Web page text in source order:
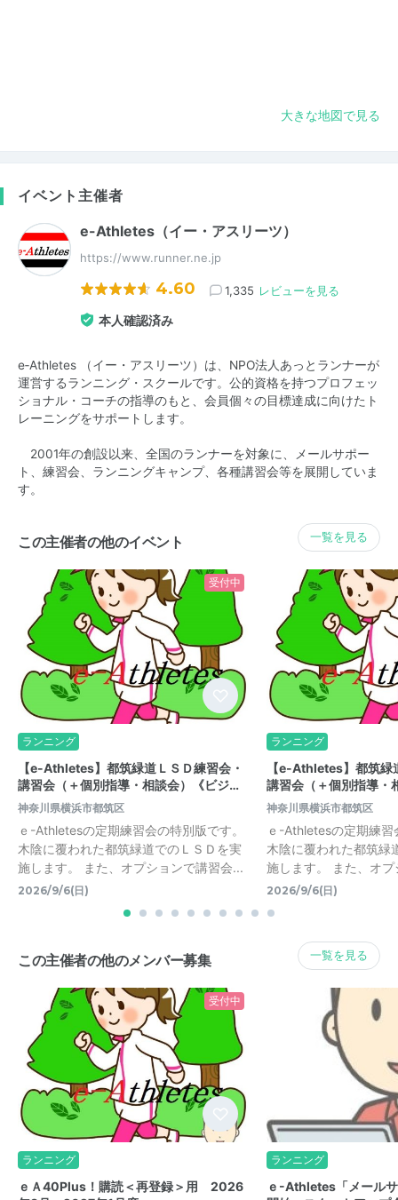
大きな地図で見る
イベント主催者
e-Athletes（イー・アスリーツ）
https://www.runner.ne.jp
4.60 1,335 レビューを見る
本人確認済み
e‐Athletes （イー・アスリーツ）は、NPO法人あっとランナーが
運営するランニング・スクールです。公的資格を持つプロフェッ
ショナル・コーチの指導のもと、会員個々の目標達成に向けたト
レーニングをサポートします。
2001年の創設以来、全国のランナーを対象に、メールサポー
ト、練習会、ランニングキャンプ、各種講習会等を展開していま
す。
この主催者の他のイベント 一覧を見る
受付中
ランニング
【e-Athletes】都筑緑道ＬＳＤ練習会・
講習会（＋個別指導・相談会）《ビジ…
神奈川県横浜市都筑区
ｅ-Athletesの定期練習会の特別版です。
木陰に覆われた都筑緑道でのＬＳＤを実
施します。 また、オプションで講習会...
2026/9/6(日)
ランニング
【e-Athletes】都筑緑
講習会（＋個別指導・
神奈川県横浜市都筑区
ｅ-Athletesの定期練
木陰に覆われた都筑緑
施します。 また、オ
2026/9/6(日)
この主催者の他のメンバー募集 一覧を見る
受付中
ランニング
ｅＡ40Plus！購読＜再登録＞用 2026
ランニング
ｅ-Athletes「メール